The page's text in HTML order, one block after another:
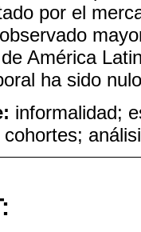
por el
América
ha sido
informalidad;
cohortes;